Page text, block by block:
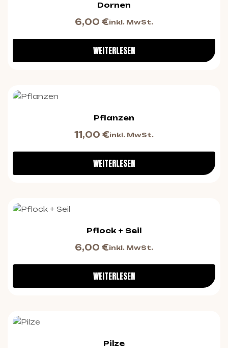
Dornen
6,00 €inkl. MwSt.
WEITERLESEN
Pflanzen
11,00 €inkl. MwSt.
WEITERLESEN
Pflock + Seil
6,00 €inkl. MwSt.
WEITERLESEN
Pilze